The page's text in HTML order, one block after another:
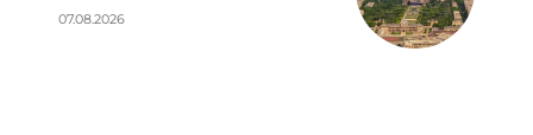
07.08.2026